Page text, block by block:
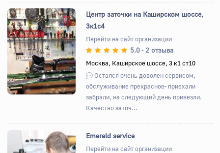
Назад Вперед
Центр заточки на Каширском шоссе,
3к1с4
Перейти на сайт организации
5.0 • 2 отзыва
Москва, Каширское шоссе, 3 к1 ст10
Остался очень доволен сервисом,
обслуживание прекрасное- приехали
забрали, на следующий день привезли.
Качество заточ...
Emerald service
Перейти на сайт организации